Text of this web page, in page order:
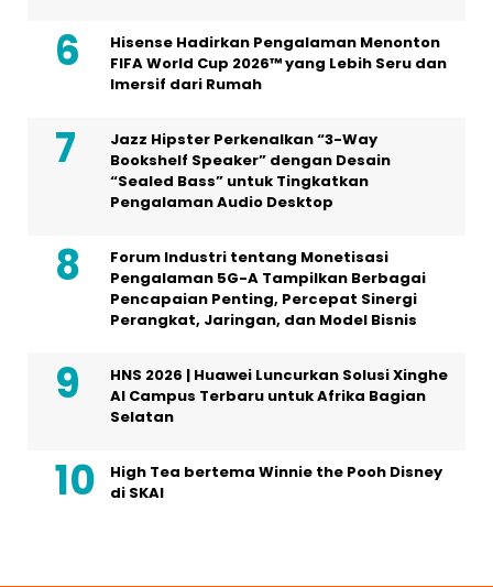
Hisense Hadirkan Pengalaman Menonton
FIFA World Cup 2026™ yang Lebih Seru dan
Imersif dari Rumah
Jazz Hipster Perkenalkan “3-Way
Bookshelf Speaker” dengan Desain
“Sealed Bass” untuk Tingkatkan
Pengalaman Audio Desktop
Forum Industri tentang Monetisasi
Pengalaman 5G-A Tampilkan Berbagai
Pencapaian Penting, Percepat Sinergi
Perangkat, Jaringan, dan Model Bisnis
HNS 2026 | Huawei Luncurkan Solusi Xinghe
AI Campus Terbaru untuk Afrika Bagian
Selatan
High Tea bertema Winnie the Pooh Disney
di SKAI